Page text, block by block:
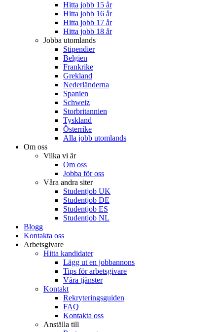
Hitta jobb 15 år
Hitta jobb 16 år
Hitta jobb 17 år
Hitta jobb 18 år
Jobba utomlands
Stipendier
Belgien
Frankrike
Grekland
Nederländerna
Spanien
Schweiz
Storbritannien
Tyskland
Österrike
Alla jobb utomlands
Om oss
Vilka vi är
Om oss
Jobba för oss
Våra andra siter
Studentjob UK
Studentjob DE
Studentjob ES
Studentjob NL
Blogg
Kontakta oss
Arbetsgivare
Hitta kandidater
Lägg ut en jobbannons
Tips för arbetsgivare
Våra tjänster
Kontakt
Rekryteringsguiden
FAQ
Kontakta oss
Anställa till